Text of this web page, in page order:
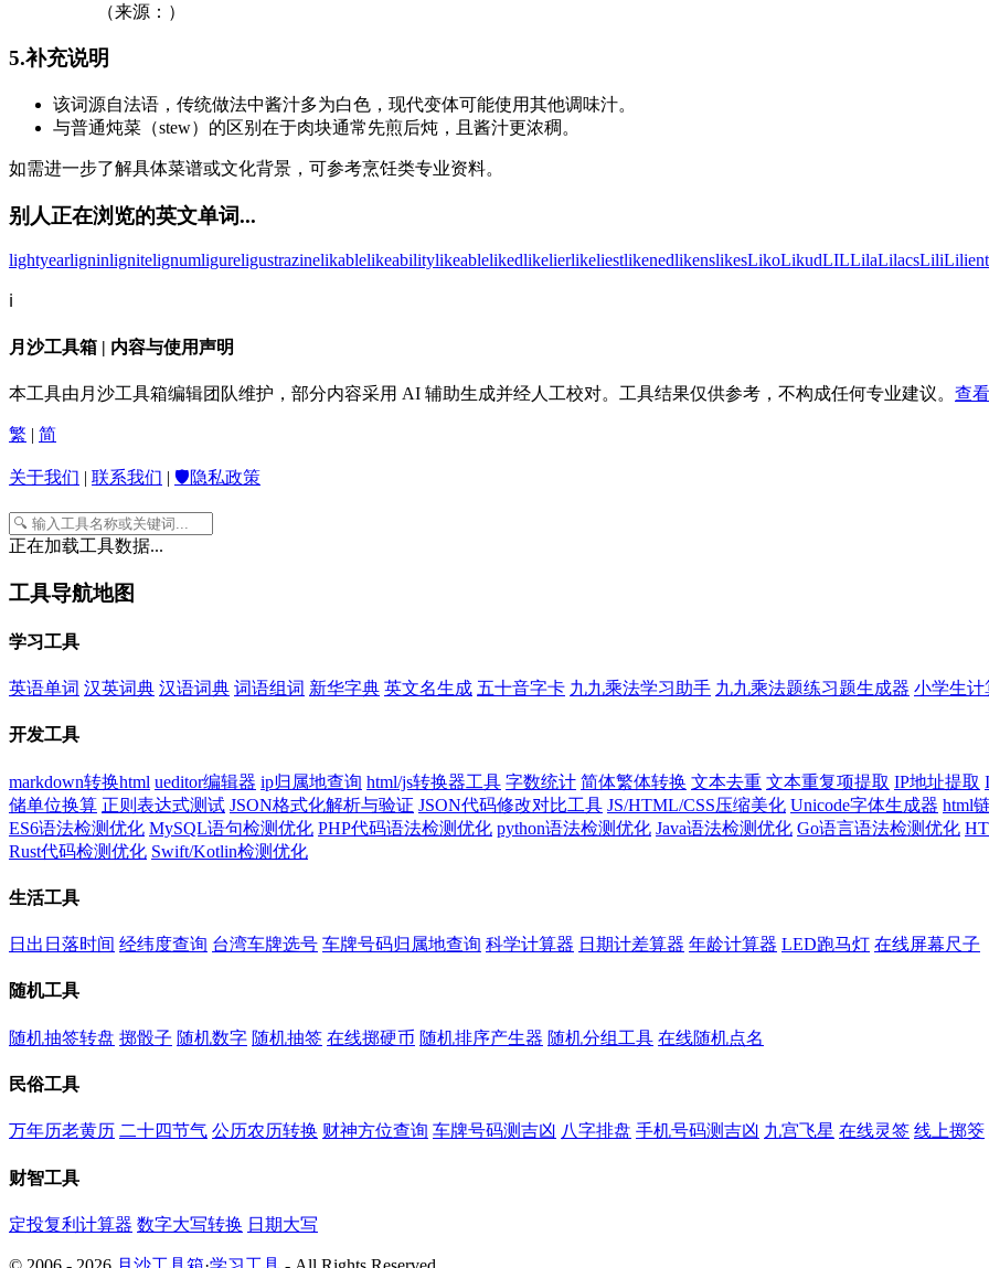
（来源：）
5.补充说明
该词源自法语，传统做法中酱汁多为白色，现代变体可能使用其他调味汁。
与普通炖菜（stew）的区别在于肉块通常先煎后炖，且酱汁更浓稠。
如需进一步了解具体菜谱或文化背景，可参考烹饪类专业资料。
别人正在浏览的英文单词...
lightyearligninlignitelignumligureligustrazinelikablelikeabilitylikeablelikedlikelierlikeliestlikenedlikenslikesLikoLikudLILLilaLilacsLili
ℹ️
月沙工具箱 | 内容与使用声明
本工具由月沙工具箱编辑团队维护，部分内容采用 AI 辅助生成并经人工校对。工具结果仅供参考，不构成任何专业建议。 查
繁 | 简
关于我们 | 联系我们 | 🛡️隐私政策
正在加载工具数据...
工具导航地图
学习工具
英语单词 汉英词典 汉语词典 词语组词 新华字典 英文名生成 五十音字卡 九九乘法学习助手 九九乘法题练习题生成器 小学生计
开发工具
markdown转换html ueditor编辑器 ip归属地查询 html/js转换器工具 字数统计 简体繁体转换 文本去重 文本重复项提取 IP地址提取
储单位换算 正则表达式测试 JSON格式化解析与验证 JSON代码修改对比工具 JS/HTML/CSS压缩美化 Unicode字体生成器 html
ES6语法检测优化 MySQL语句检测优化 PHP代码语法检测优化 python语法检测优化 Java语法检测优化 Go语言语法检测优化
Rust代码检测优化 Swift/Kotlin检测优化
生活工具
日出日落时间 经纬度查询 台湾车牌选号 车牌号码归属地查询 科学计算器 日期计差算器 年龄计算器 LED跑马灯 在线屏幕尺子
随机工具
随机抽签转盘 掷骰子 随机数字 随机抽签 在线掷硬币 随机排序产生器 随机分组工具 在线随机点名
民俗工具
万年历老黄历 二十四节气 公历农历转换 财神方位查询 车牌号码测吉凶 八字排盘 手机号码测吉凶 九宫飞星 在线灵签 线上掷筊
财智工具
定投复利计算器 数字大写转换 日期大写